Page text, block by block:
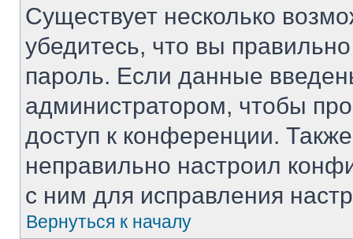
Существует несколько
убедитесь, что вы
пароль. Если данные
администратором, чтобы
доступ к конференции.
неправильно настроил
с ним для исправления
Вернуться к началу